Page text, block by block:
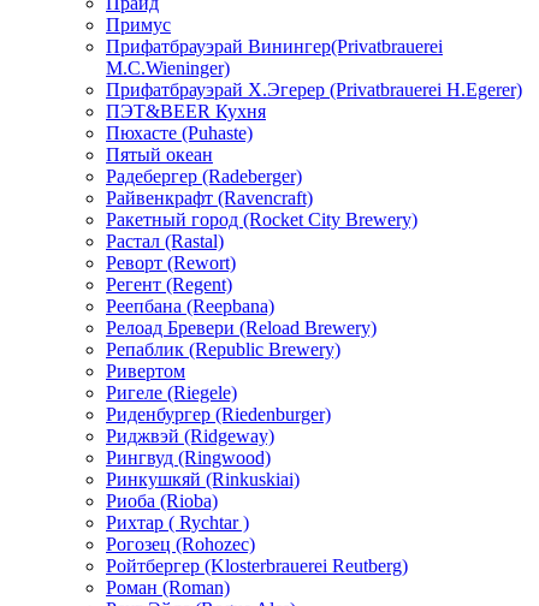
Примус
Прифатбрауэрай Винингер(Privatbrauerei
М.С.Wieninger)
Прифатбрауэрай Х.Эгерер (Privatbrauerei H.Egerer)
ПЭТ&BEER Кухня
Пюхасте (Puhaste)
Пятый океан
Радебергер (Radeberger)
Райвенкрафт (Ravencraft)
Ракетный город (Rocket City Brewery)
Растал (Rastal)
Реворт (Rewort)
Регент (Regent)
Реепбана (Reepbana)
Релоад Бревери (Reload Brewery)
Репаблик (Republic Brewery)
Ривертом
Ригеле (Riegele)
Риденбургер (Riedenburger)
Риджвэй (Ridgeway)
Рингвуд (Ringwood)
Ринкушкяй (Rinkuskiai)
Риоба (Rioba)
Рихтар ( Rychtar )
Рогозец (Rohozec)
Ройтбергер (Klosterbrauerei Reutberg)
Роман (Roman)